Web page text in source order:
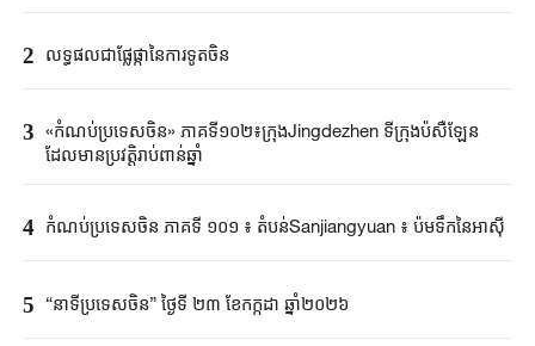
2 លទ្ធផលជាផ្លែផ្កានៃការទូតចិន
3 «កំណប់ប្រទេសចិន» ភាគទី១០២៖ក្រុងJingdezhen ទីក្រុងប៉សឺឡែន
ដែលមានប្រវត្តិរាប់ពាន់ឆ្នាំ
4 កំណប់ប្រទេសចិន ភាគទី ១០១ ៖ តំបន់Sanjiangyuan ៖ ប៉មទឹកនៃអាស៊ី
5 “នាទីប្រទេសចិន” ថ្ងៃទី ២៣ ខែកក្កដា ឆ្នាំ២០២៦